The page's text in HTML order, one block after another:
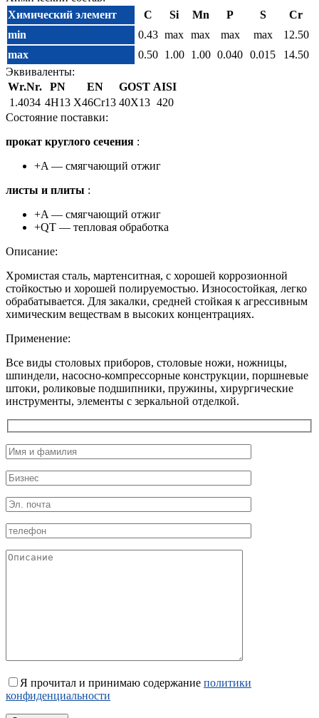
Химический элемент
C Si Mn P S
Cr
min
0.43 max max max max
12.50
max
0.50 1.00 1.00 0.040 0.015
14.50
Эквиваленты:
Wr.Nr.
PN EN GOST AISI
1.4034 4H13 X46Cr13 40X13 420
Cостояние поставки:
прокат круглого сечения :
+A — смягчающий отжиг
листы и плиты :
+A — смягчающий отжиг
+QT — тепловая обработка
Описание:
Хромистая сталь, мартенситная, с хорошей коррозионной
стойкостью и хорошей полируемостью. Износостойкая, легко
обрабатывается. Для закалки, средней стойкая к агрессивным
химическим веществам в высоких концентрациях.
Применение:
Все виды столовых приборов, столовые ножи, ножницы,
шпиндели, насосно-компрессорные конструкции, поршневые
штоки, роликовые подшипники, пружины, хирургические
инструменты, элементы с зеркальной отделкой.
Я прочитал и принимаю содержание политики
конфиденциальности